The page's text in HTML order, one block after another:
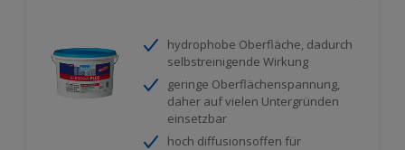
hydrophobe Oberfläche, dadurch
selbstreinigende Wirkung
geringe Oberflächenspannung,
daher auf vielen Untergründen
einsetzbar
hoch diffusionsoffen für